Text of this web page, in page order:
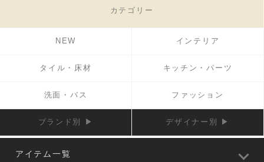
カテゴリー
NEW インテリア
タイル・床材 キッチン・パーツ
洗面・バス ファッション
ブランド別 ▶ デザイナー別 ▶
アイテム一覧